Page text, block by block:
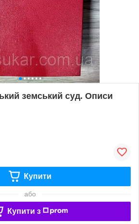
земський суд. Описи
Купити
або
Купити з